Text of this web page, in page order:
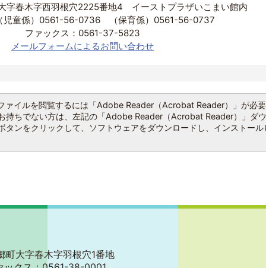
字春木字西羽根穴2225番地4 イーストプラザいこまい館内
児童係）0561-56-0736 （保育係）0561-56-0737
ファックス：0561-37-5823
メールフォームによるお問い合わせ
ァイルを閲覧するには「Adobe Reader（Acrobat Reader）」が必
持ちでない方は、左記の「Adobe Reader（Acrobat Reader）」ダ
タンをクリックして、ソフトウェアをダウンロードし、インストール
大字春木字羽根穴1番地